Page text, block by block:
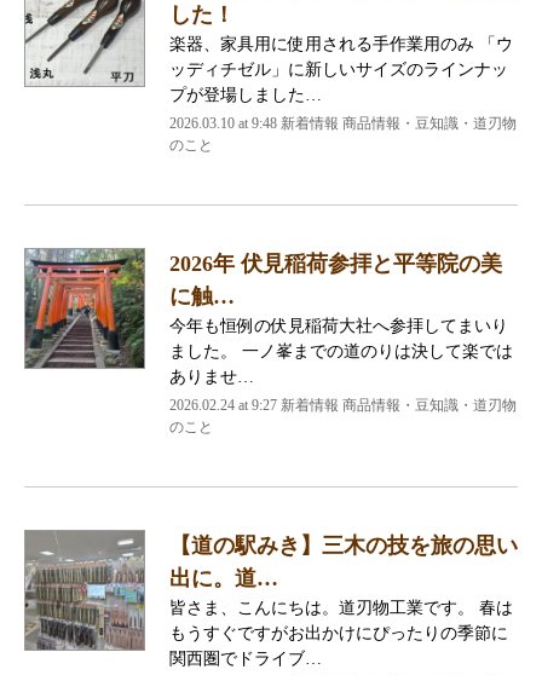
した！
楽器、家具用に使用される手作業用のみ 「ウ
ッディチゼル」に新しいサイズのラインナッ
プが登場しました…
2026.03.10 at 9:48 新着情報 商品情報・豆知識・道刃物
のこと
2026年 伏見稲荷参拝と平等院の美
に触…
今年も恒例の伏見稲荷大社へ参拝してまいり
ました。 一ノ峯までの道のりは決して楽では
ありませ…
2026.02.24 at 9:27 新着情報 商品情報・豆知識・道刃物
のこと
【道の駅みき】三木の技を旅の思い
出に。道…
皆さま、こんにちは。道刃物工業です。 春は
もうすぐですがお出かけにぴったりの季節に
関西圏でドライブ…